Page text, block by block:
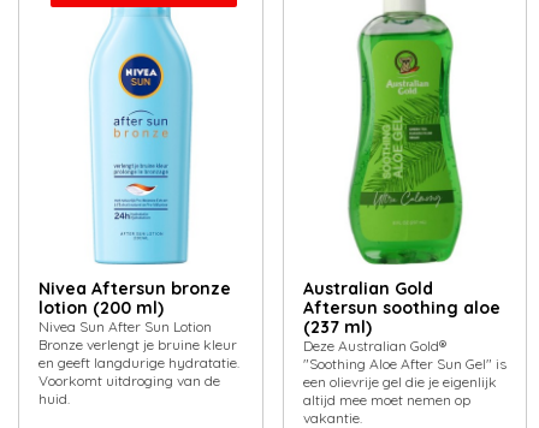
Nivea Aftersun bronze
lotion (200 ml)
Nivea Sun After Sun Lotion
Bronze verlengt je bruine kleur
en geeft langdurige hydratatie.
Voorkomt uitdroging van de
huid.
Australian Gold
Aftersun soothing aloe
(237 ml)
Deze Australian Gold®
"Soothing Aloe After Sun Gel" is
een olievrije gel die je eigenlijk
altijd mee moet nemen op
vakantie.